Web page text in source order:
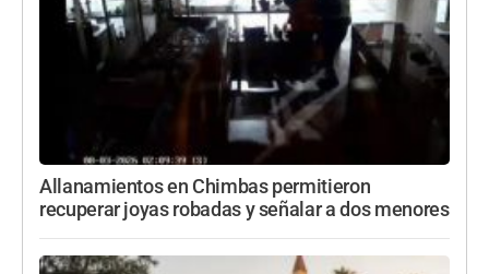
Allanamientos en Chimbas permitieron
recuperar joyas robadas y señalar a dos menores